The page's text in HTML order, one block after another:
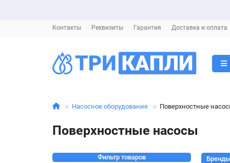
Контакты Реквизиты Гарантия Доставка и оплата
Насосное оборудование Поверхностные
Поверхностные насосы
Фильтр товаров
Бренды